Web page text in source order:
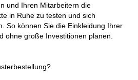
und Ihren Mitarbeitern die
in Ruhe zu testen und sich
So können Sie die Einkleidung Ihrer
ohne große Investitionen planen.